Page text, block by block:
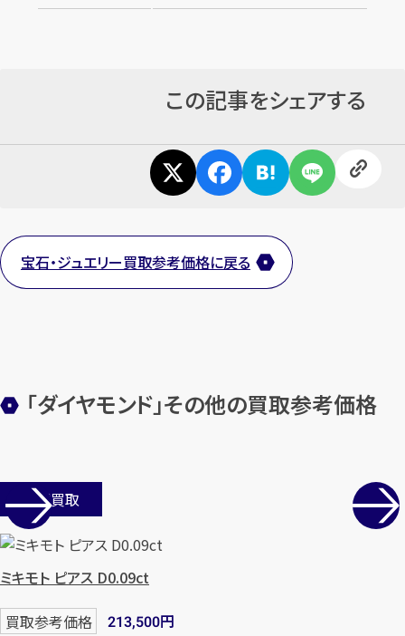
します
この記事をシェアする
宝石・ジュエリー買取参考価格に戻る
「ダイヤモンド」その他の買取参考価格
店舗買取
ミキモト ピアス D0.09ct
買取参考価格 213,500円